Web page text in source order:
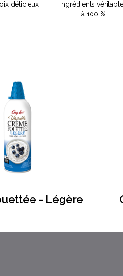
délicieux
Ingrédients
à 100 %
- Légère